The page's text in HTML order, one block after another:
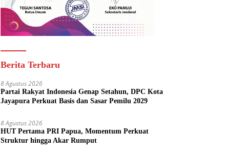
Berita Terbaru
8 Agustus 2026
Partai Rakyat Indonesia Genap Setahun, DPC Kota
Jayapura Perkuat Basis dan Sasar Pemilu 2029
8 Agustus 2026
HUT Pertama PRI Papua, Momentum Perkuat
Struktur hingga Akar Rumput